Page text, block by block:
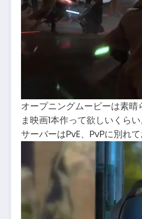
オープニングムービーは素
ま映画1本作って欲しいくらい
サーバーはPvE、PvPに別れ